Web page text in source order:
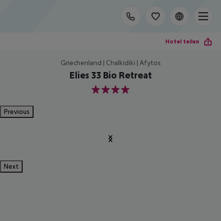
Hotel teilen
Griechenland | Chalkidiki | Afytos
Elies 33 Bio Retreat
4
Previous
Next